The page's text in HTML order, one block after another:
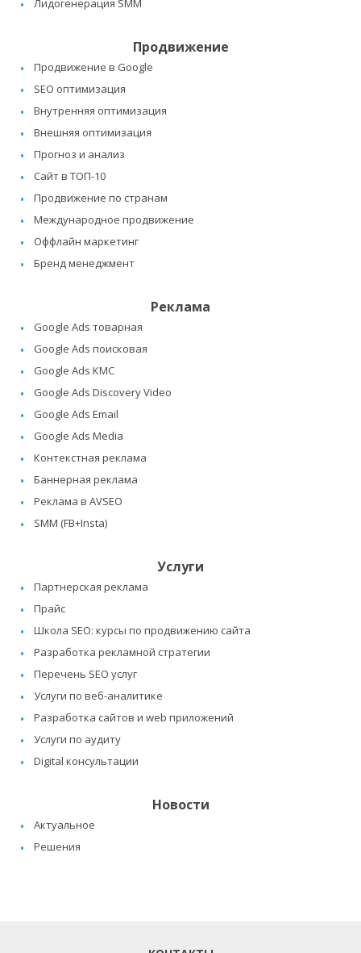
Лидогенерация SMM
Продвижение
Продвижение в Google
SEO оптимизация
Внутренняя оптимизация
Внешняя оптимизация
Прогноз и анализ
Сайт в ТОП-10
Продвижение по странам
Международное продвижение
Оффлайн маркетинг
Бренд менеджмент
Реклама
Google Ads товарная
Google Ads поисковая
Google Ads КМС
Google Ads Discovery Video
Google Ads Email
Google Ads Media
Контекстная реклама
Баннерная реклама
Реклама в AVSEO
SMM (FB+Insta)
Услуги
Партнерская реклама
Прайс
Школа SEO: курсы по продвижению сайта
Разработка рекламной стратегии
Перечень SEO услуг
Услуги по веб-аналитике
Разработка сайтов и web приложений
Услуги по аудиту
Digital консультации
Новости
Актуальное
Решения